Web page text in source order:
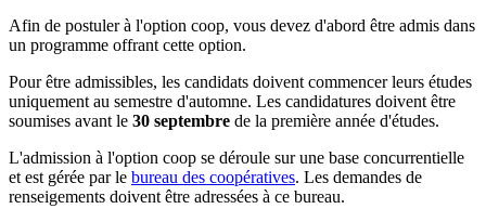
Afin de postuler à l'option coop, vous devez d'abord être admis dans
un programme offrant cette option.
Pour être admissibles, les candidats doivent commencer leurs études
uniquement au semestre d'automne. Les candidatures doivent être
soumises avant le 30 septembre de la première année d'études.
L'admission à l'option coop se déroule sur une base concurrentielle
et est gérée par le bureau des coopératives. Les demandes de
renseigements doivent être adressées à ce bureau.